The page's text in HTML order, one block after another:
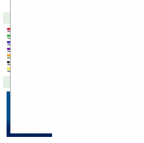
iPhoneOS будет
Клеменс Шухерт (Clemens
читателей PUGcast по поводу
Программа дня:
Изучение иностранного языка
насчитываются десятки
Именно систематическое